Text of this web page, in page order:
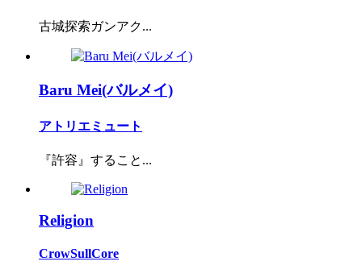
古城探索ガンアク...
Baru Mei(バルメイ)
アトリエミュート
『許容』すること...
Religion
CrowSullCore